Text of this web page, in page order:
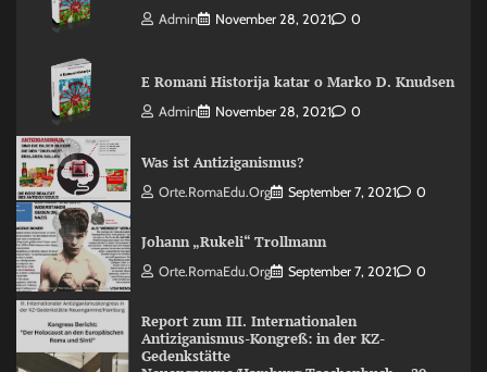
Admin November 28, 2021 0
E Romani Historija katar o Marko D. Knudsen
Admin November 28, 2021 0
Was ist Antiziganismus?
Orte.RomaEdu.org September 7, 2021 0
Johann „Rukeli“ Trollmann
Orte.RomaEdu.org September 7, 2021 0
Report zum III. Internationalen
Antiziganismus-Kongreß: in der KZ-
Gedenkstätte